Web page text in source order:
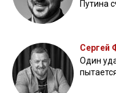
Путина
Сергей
Один